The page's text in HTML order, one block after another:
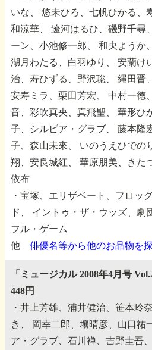
いな、
悠未ひろ、七帆ひかる、
和涼華、
遼河はるひ、磯野千尋
ーン、小池修一郎、
和央ようか
湖月わたる、白羽ゆり、
安蘭け
治、寿ひずる、野沢聡、
縄田晋
安寿ミラ、栗田芳宏、
中村一徳
音、彩吹真央、真飛聖、
華形ひ
子、シルビア・グラブ、
藤本隆
子、森山未來、
いのうえひでの
翔、安良城紅、
華原朋美、きた
依布
・宝塚、エリザベート、フロッ
ド、
イントゥ・ザ・ウッズ、劇
フル・ゲーム
他 俳優名等から他のお品物を
「ミュージカル 2008年4月号
448円
・井上芳雄、浦井健治、笹本玲
き、
岡幸二郎、壤晴彦、山口祐
ア・グラブ、石川禅、吉野圭吾